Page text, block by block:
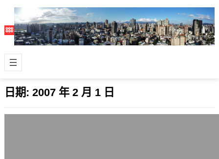
日期: 2007 年 2 月 1 日